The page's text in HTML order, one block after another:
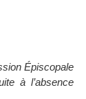
Épiscopale
à l’absence